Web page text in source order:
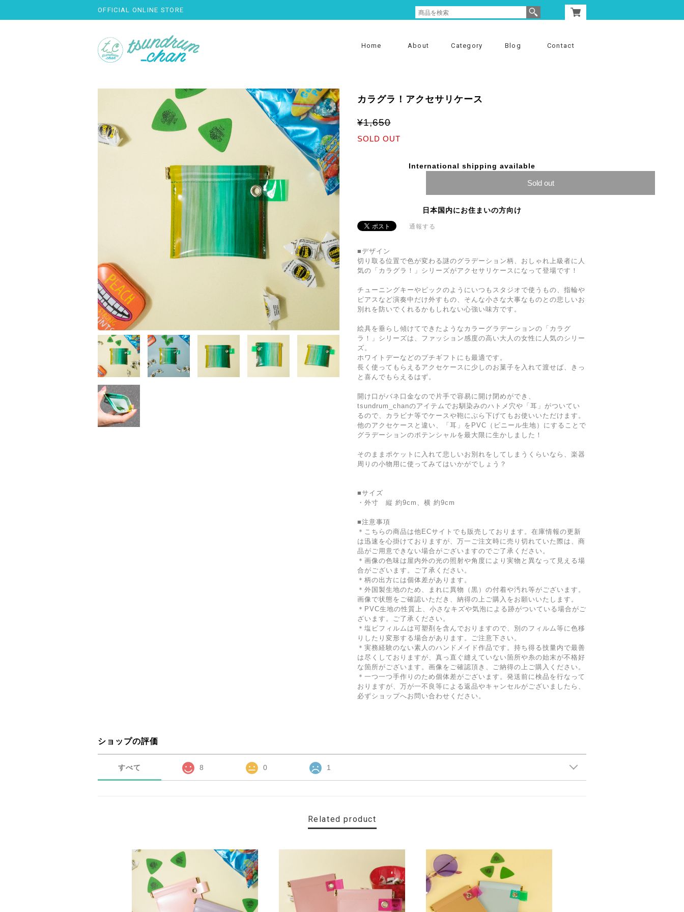
OFFICIAL ONLINE STORE
Home About Category Blog Contact
カラグラ！アクセサリケース
¥1,650
SOLD OUT
International shipping available
Sold out
日本国内にお住まいの方向け
通報する
■デザイン
切り取る位置で色が変わる謎のグラデーション柄、おしゃれ上級者に人
気の「カラグラ！」シリーズがアクセサリケースになって登場です！
チューニングキーやピックのようにいつもスタジオで使うもの、指輪や
ピアスなど演奏中だけ外すもの、そんな小さな大事なものとの悲しいお
別れを防いでくれるかもしれない心強い味方です。
絵具を垂らし傾けてできたようなカラーグラデーションの「カラグ
ラ！」シリーズは、ファッション感度の高い大人の女性に人気のシリー
ズ。
ホワイトデーなどのプチギフトにも最適です。
長く使ってもらえるアクセケースに少しのお菓子を入れて渡せば、きっ
と喜んでもらえるはず。
開け口がバネ口金なので片手で容易に開け閉めができ、
tsundrum_chanのアイテムでお馴染みのハトメ穴や「耳」がついてい
るので、カラビナ等でケースや鞄にぶら下げてもお使いいただけます。
他のアクセケースと違い、「耳」をPVC（ビニール生地）にすることで
グラデーションのポテンシャルを最大限に生かしました！
そのままポケットに入れて悲しいお別れをしてしまうくらいなら、楽器
周りの小物用に使ってみてはいかがでしょう？
■サイズ
・外寸 縦 約9cm、横 約9cm
■注意事項
＊こちらの商品は他ECサイトでも販売しております。在庫情報の更新
は迅速を心掛けておりますが、万一ご注文時に売り切れていた際は、商
品がご用意できない場合がございますのでご了承ください。
＊画像の色味は屋内外の光の照射や角度により実物と異なって見える場
合がございます。ご了承ください。
＊柄の出方には個体差があります。
＊外国製生地のため、まれに異物（黒）の付着や汚れ等がございます。
画像で状態をご確認いただき、納得の上ご購入をお願いいたします。
＊PVC生地の性質上、小さなキズや気泡による跡がついている場合がご
ざいます。ご了承ください。
＊塩ビフィルムは可塑剤を含んでおりますので、別のフィルム等に色移
りしたり変形する場合があります。ご注意下さい。
＊実務経験のない素人のハンドメイド作品です。持ち得る技量内で最善
は尽くしておりますが、真っ直ぐ縫えていない箇所や糸の始末が不格好
な箇所がございます。画像をご確認頂き、ご納得の上ご購入ください。
＊一つ一つ手作りのため個体差がございます。発送前に検品を行なって
おりますが、万が一不良等による返品やキャンセルがございましたら、
必ずショップへお問い合わせください。
ショップの評価
すべて 8 0 1
Related product